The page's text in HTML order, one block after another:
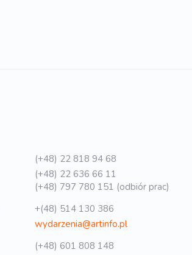
(+48) 22 818 94 68
(+48) 22 636 66 11
(+48) 797 780 151 (odbiór prac)
+(48) 514 130 386
wydarzenia@artinfo.pl
(+48) 601 808 148